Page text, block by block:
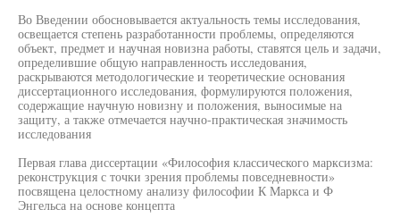
Во Введении обосновывается актуальность темы исследования,
освещается степень разработанности проблемы, определяются
объект, предмет и научная новизна работы, ставятся цель и задачи,
определившие общую направленность исследования,
раскрываются методологические и теоретические основания
диссертационного исследования, формулируются положения,
содержащие научную новизну и положения, выносимые на
защиту, а также отмечается научно-практическая значимость
исследования
Первая глава диссертации «Философия классического марксизма:
реконструкция с точки зрения проблемы повседневности»
посвящена целостному анализу философии К Маркса и Ф
Энгельса на основе концепта